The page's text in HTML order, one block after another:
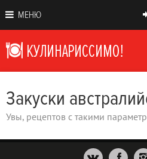
МЕНЮ
Закуски
Увы, рецептов с такими